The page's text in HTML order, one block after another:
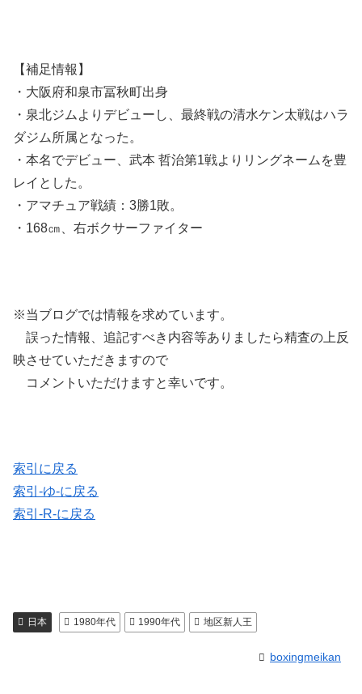
【補足情報】
・大阪府和泉市冨秋町出身
・泉北ジムよりデビューし、最終戦の清水ケン太戦はハラ
ダジム所属となった。
・本名でデビュー、武本 哲治第1戦よりリングネームを豊
レイとした。
・アマチュア戦績：3勝1敗。
・168㎝、右ボクサーファイター
※当ブログでは情報を求めています。
誤った情報、追記すべき内容等ありましたら精査の上反
映させていただきますので
コメントいただけますと幸いです。
索引に戻る
索引-ゆ-に戻る
索引-R-に戻る
日本 1980年代 1990年代 地区新人王
boxingmeikan